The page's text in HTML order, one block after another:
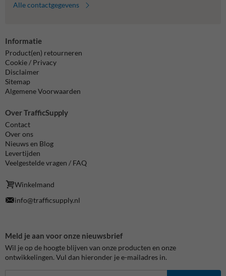
Alle contactgegevens
Informatie
Product(en) retourneren
Cookie / Privacy
Disclaimer
Sitemap
Algemene Voorwaarden
Over TrafficSupply
Contact
Over ons
Nieuws en Blog
Levertijden
Veelgestelde vragen / FAQ
Winkelmand
info@trafficsupply.nl
Meld je aan voor onze nieuwsbrief
Wil je op de hoogte blijven van onze producten en onze
ontwikkelingen. Vul dan hieronder je e-mailadres in.